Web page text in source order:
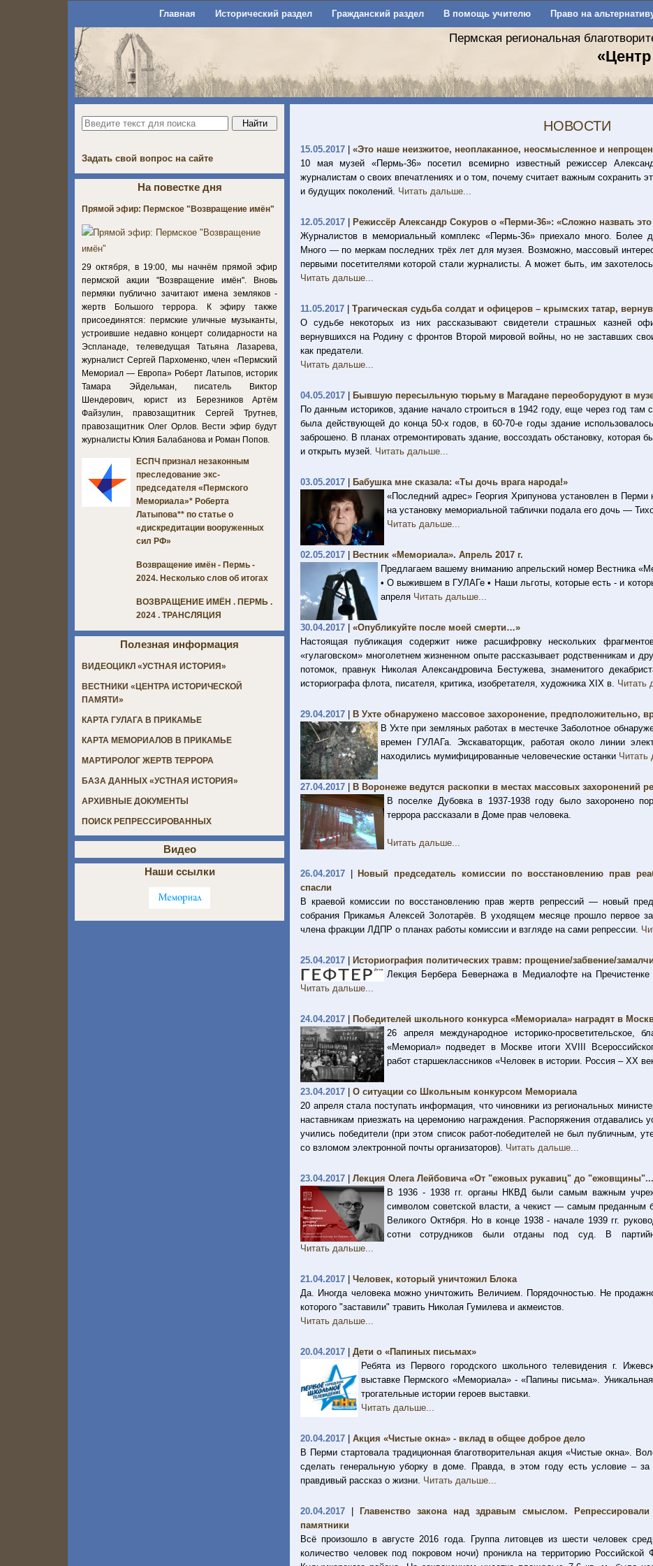
Главная Исторический раздел Гражданский раздел В помощь учителю Право на
Пермская региональная
НОВОСТИ
15.05.2017
«Это наше неизжитое, неоплаканное, неосмысленное и
10 мая музей «Пермь-36» посетил всемирно известный режиссер
журналистам о своих впечатлениях и о том, почему считает важным сохранить
и будущих поколений. Читать дальше...
12.05.2017
Режиссёр Александр Сокуров о «Перми-36»: «Сложно назвать
Журналистов в мемориальный комплекс «Пермь-36» приехало много. Более
Много — по меркам последних трёх лет для музея. Возможно, массовый
первыми посетителями которой стали журналисты. А может быть, им
Читать дальше...
11.05.2017
Трагическая судьба солдат и офицеров – крымских татар,
О судьбе некоторых из них рассказывают свидетели страшных казней
вернувшихся на Родину с фронтов Второй мировой войны, но не заставших
как предатели.
Читать дальше...
04.05.2017
Бывшую пересыльную тюрьму в Магадане переоборудуют в
По данным историков, здание начало строиться в 1942 году, еще через год
была действующей до конца 50-х годов, в 60-70-е годы здание
заброшено. В планах отремонтировать здание, воссоздать обстановку, которая
и открыть музей. Читать дальше...
03.05.2017
Бабушка мне сказала: «Ты дочь врага народа!»
«Последний адрес» Георгия Хрипунова установлен в
на установку мемориальной таблички подала его дочь —
Читать дальше...
02.05.2017
Вестник «Мемориала». Апрель 2017 г.
Предлагаем вашему вниманию апрельский номер Вестника
• О выжившем в ГУЛАГе • Наши льготы, которые есть - и
апреля Читать дальше...
30.04.2017
«Опубликуйте после моей смерти…»
Настоящая публикация содержит ниже расшифровку нескольких
«гулаговском» многолетнем жизненном опыте рассказывает родственникам и
потомок, правнук Николая Александровича Бестужева, знаменитого
историографа флота, писателя, критика, изобретателя, художника XIX в. Читать
29.04.2017
В Ухте обнаружено массовое захоронение, предположительно,
В Ухте при земляных работах в местечке Заболотное
времен ГУЛАГа. Экскаваторщик, работая около линии
находились мумифицированные человеческие останки Читать
27.04.2017
В Воронеже ведутся раскопки в местах массовых захоронений
В поселке Дубовка в 1937-1938 году было захоронено
террора рассказали в Доме прав человека.
Читать дальше...
26.04.2017
Новый председатель комиссии по восстановлению прав
спасли
В краевой комиссии по восстановлению прав жертв репрессий — новый
собрания Прикамья Алексей Золотарёв. В уходящем месяце прошло первое
члена фракции ЛДПР о планах работы комиссии и взгляде на сами репрессии.
25.04.2017
Историография политических травм: прощение/забвение/
Лекция Бербера Бевернажа в Медиалофте на
Читать дальше...
24.04.2017
Победителей школьного конкурса «Мемориала» наградят в
26 апреля международное историко-просветительское,
«Мемориал» подведет в Москве итоги XVIII
работ старшеклассников «Человек в истории. Россия – XX
23.04.2017
О ситуации со Школьным конкурсом Мемориала
20 апреля стала поступать информация, что чиновники из региональных
наставникам приезжать на церемонию награждения. Распоряжения отдавались
учились победители (при этом список работ-победителей не был публичным,
со взломом электронной почты организаторов). Читать дальше...
23.04.2017
Лекция Олега Лейбовича «От "ежовых рукавиц" до
В 1936 - 1938 гг. органы НКВД были самым важным
символом советской власти, а чекист — самым преданным
Великого Октября. Но в конце 1938 - начале 1939 гг.
сотни сотрудников были отданы под суд. В
Читать дальше...
21.04.2017
Человек, который уничтожил Блока
Да. Иногда человека можно уничтожить Величием. Порядочностью. Не
которого "заставили" травить Николая Гумилева и акмеистов.
Читать дальше...
20.04.2017
Дети о «Папиных письмах»
Ребята из Первого городского школьного телевидения г.
выставке Пермского «Мемориала» - «Папины письма».
трогательные истории героев выставки.
Читать дальше...
20.04.2017
Акция «Чистые окна» - вклад в общее доброе дело
В Перми стартовала традиционная благотворительная акция «Чистые окна».
сделать генеральную уборку в доме. Правда, в этом году есть условие –
правдивый рассказ о жизни. Читать дальше...
20.04.2017
Главенство закона над здравым смыслом.
памятники
Всё произошло в августе 2016 года. Группа литовцев из шести человек
количество человек под покровом ночи) проникла на территорию
Задать свой вопрос на сайте
На повестке дня
Прямой эфир: Пермское "Возвращение имён"
29 октября, в 19:00, мы начнём прямой эфир
пермской акции "Возвращение имён". Вновь
пермяки публично зачитают имена земляков -
жертв Большого террора. К эфиру также
присоединятся: пермские уличные музыканты,
устроившие недавно концерт солидарности на
Эспланаде, телеведущая Татьяна Лазарева,
журналист Сергей Пархоменко, член «Пермский
Мемориал — Европа» Роберт Латыпов, историк
Тамара Эйдельман, писатель Виктор
Шендерович, юрист из Березников Артём
Файзулин, правозащитник Сергей Трутнев,
правозащитник Олег Орлов. Вести эфир будут
журналисты Юлия Балабанова и Роман Попов.
ЕСПЧ признал незаконным
преследование экс-
председателя «Пермского
Мемориала»* Роберта
Латыпова** по статье о
«дискредитации вооруженных
сил РФ»
Возвращение имён - Пермь -
2024. Несколько слов об итогах
ВОЗВРАЩЕНИЕ ИМЁН . ПЕРМЬ .
2024 . ТРАНСЛЯЦИЯ
Полезная информация
ВИДЕОЦИКЛ «УСТНАЯ ИСТОРИЯ»
ВЕСТНИКИ «ЦЕНТРА ИСТОРИЧЕСКОЙ
ПАМЯТИ»
КАРТА ГУЛАГА В ПРИКАМЬЕ
КАРТА МЕМОРИАЛОВ В ПРИКАМЬЕ
МАРТИРОЛОГ ЖЕРТВ ТЕРРОРА
БАЗА ДАННЫХ «УСТНАЯ ИСТОРИЯ»
АРХИВНЫЕ ДОКУМЕНТЫ
ПОИСК РЕПРЕССИРОВАННЫХ
Видео
Наши ссылки